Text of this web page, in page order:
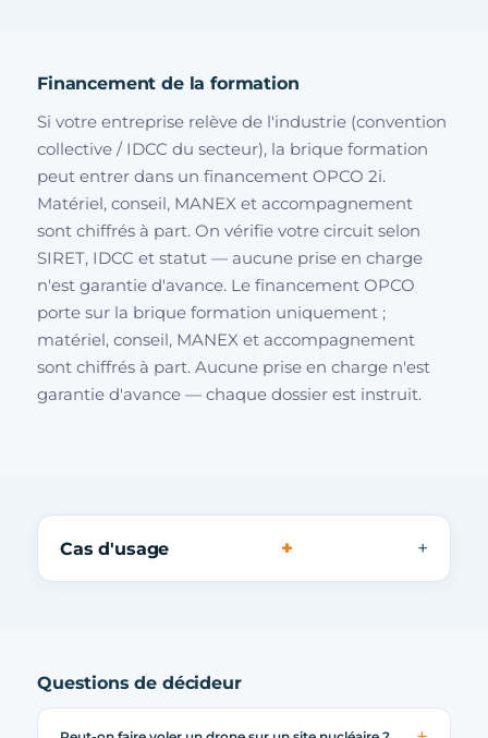
Financement de la formation
Si votre entreprise relève de l'industrie (convention
collective / IDCC du secteur), la brique formation
peut entrer dans un financement OPCO 2i.
Matériel, conseil, MANEX et accompagnement
sont chiffrés à part. On vérifie votre circuit selon
SIRET, IDCC et statut — aucune prise en charge
n'est garantie d'avance. Le financement OPCO
porte sur la brique formation uniquement ;
matériel, conseil, MANEX et accompagnement
sont chiffrés à part. Aucune prise en charge n'est
garantie d'avance — chaque dossier est instruit.
Cas d'usage +
Questions de décideur